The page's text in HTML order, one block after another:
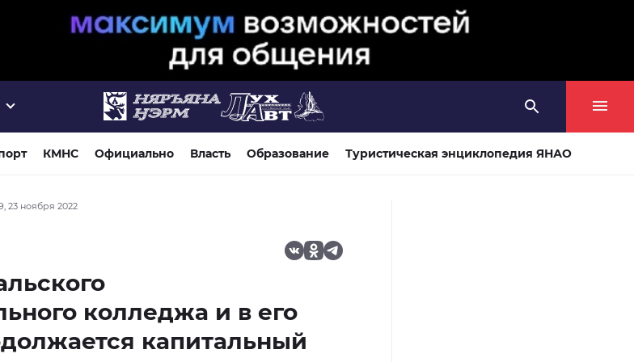
КМНС Официально Власть Образование Туристическая энциклопедия ЯНАО
23 ноября 2022
колледжа и в его
капитальный